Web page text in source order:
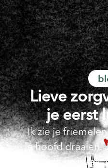
Lieve
je eerst
Ik zie je
je hoofd draaien.
bij ons gesprek.